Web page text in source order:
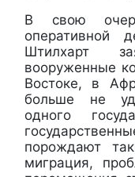
В свою
оперативной
Штилхарт
вооруженные
Востоке, в
больше не
одного
порождают
миграция,